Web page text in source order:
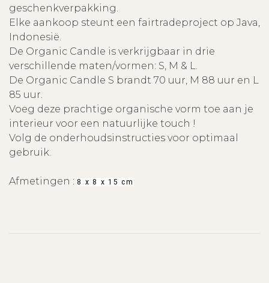
geschenkverpakking.
Elke aankoop steunt een fairtradeproject op Java,
Indonesië.
De Organic Candle is verkrijgbaar in drie
verschillende maten/vormen: S, M & L.
De Organic Candle S brandt 70 uur, M 88 uur en L
85 uur.
Voeg deze prachtige organische vorm toe aan je
interieur voor een natuurlijke touch !
Volg de onderhoudsinstructies voor optimaal
gebruik.
Afmetingen : 8 x 8 x 15 cm